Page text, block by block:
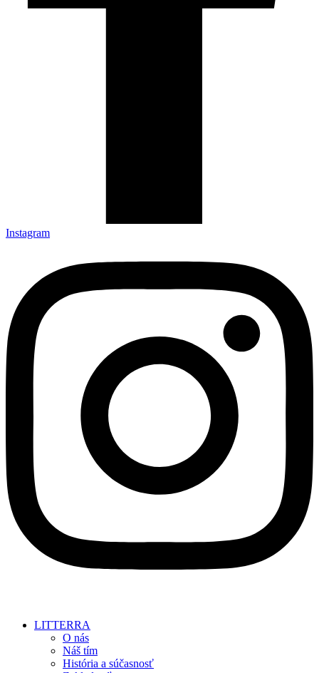
Instagram
LITTERRA
O nás
Náš tím
História a súčasnosť